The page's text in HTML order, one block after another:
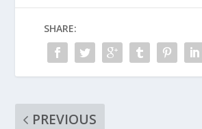
SHARE:
PREVIOUS